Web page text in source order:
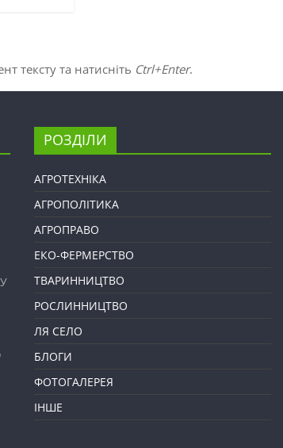
тексту та натисніть Ctrl+Enter.
РОЗДІЛИ
АГРОТЕХНІКА
АГРОПОЛІТИКА
АГРОПРАВО
ЕКО-ФЕРМЕРСТВО
ТВАРИННИЦТВО
РОСЛИННИЦТВО
ЛЯ СЕЛО
БЛОГИ
ФОТОГАЛЕРЕЯ
ІНШЕ